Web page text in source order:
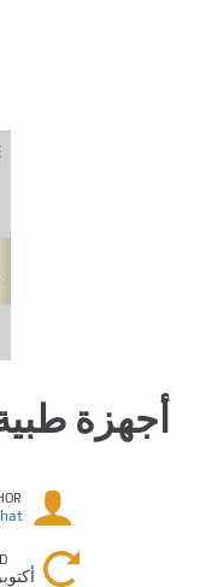
أجهزة طبية 1
أكتوبر 17,